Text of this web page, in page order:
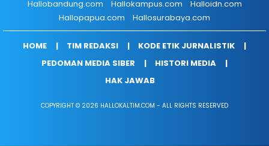
Hallobandung.com Hallokampus.com
Halloidn.com
Hallopapua.com
Hallosurabaya.com
HOME TIM REDAKSI
KODE ETIK JURNALISTIK
PEDOMAN MEDIA SIBER
HISTORI MEDIA
HAK JAWAB
COPYRIGHT © 2026 HALLOKALTIM.COM - ALL RIGHTS RESERVED